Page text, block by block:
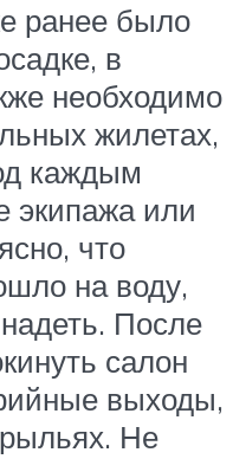
ранее было
в
необходимо
жилетах,
каждым
экипажа или
что
на воду,
После
салон
выходы,
Не